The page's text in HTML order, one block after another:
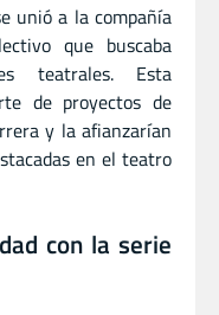
unió a la compañía
que buscaba
teatrales. Esta
de proyectos de
y la afianzarían
en el teatro
con la serie